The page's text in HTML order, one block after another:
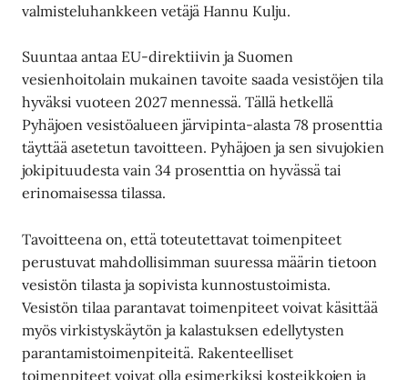
valmisteluhankkeen vetäjä Hannu Kulju.
Suuntaa antaa EU-direktiivin ja Suomen
vesienhoitolain mukainen tavoite saada vesistöjen tila
hyväksi vuoteen 2027 mennessä. Tällä hetkellä
Pyhäjoen vesistöalueen järvipinta-alasta 78 prosenttia
täyttää asetetun tavoitteen. Pyhäjoen ja sen sivujokien
jokipituudesta vain 34 prosenttia on hyvässä tai
erinomaisessa tilassa.
Tavoitteena on, että toteutettavat toimenpiteet
perustuvat mahdollisimman suuressa määrin tietoon
vesistön tilasta ja sopivista kunnostustoimista.
Vesistön tilaa parantavat toimenpiteet voivat käsittää
myös virkistyskäytön ja kalastuksen edellytysten
parantamistoimenpiteitä. Rakenteelliset
toimenpiteet voivat olla esimerkiksi kosteikkojen ja